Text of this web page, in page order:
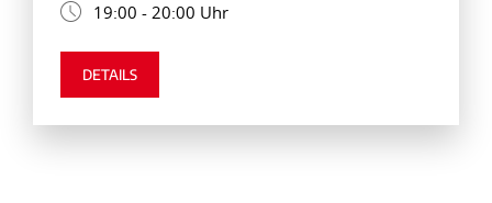
19:00 - 20:00 Uhr
DETAILS